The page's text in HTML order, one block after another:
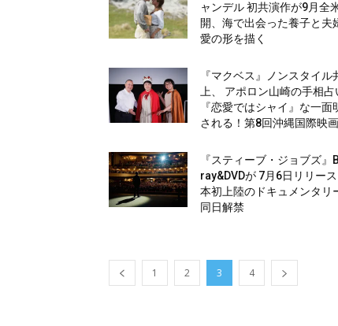
ャンデル 初共演作が9月全
開、海で出会った養子と夫
愛の形を描く
『マクベス』ノンスタイル
上、 アポロン山崎の手相占
『恋愛ではシャイ』な一面
される！第8回沖縄国際映
『スティーブ・ジョブズ』
ray&DVDが 7月6日リリー
本初上陸のドキュメンタリ
同日解禁
1 2 3 4